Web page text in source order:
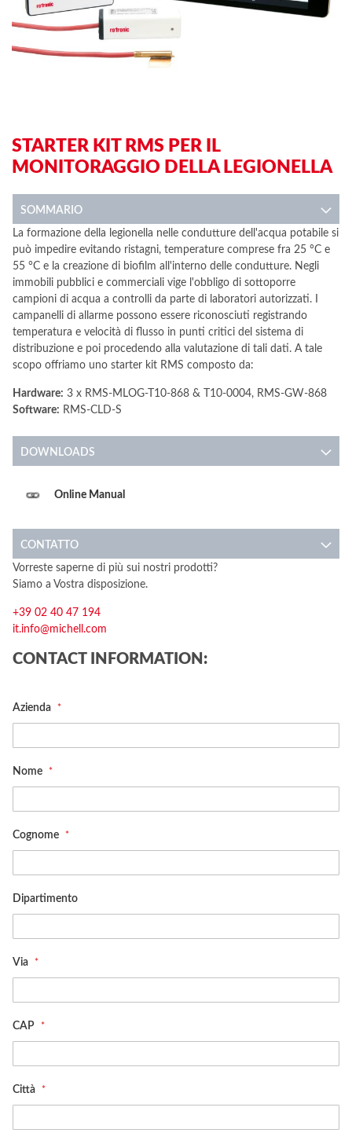
STARTER KIT RMS PER IL
MONITORAGGIO DELLA LEGIONELLA
SOMMARIO
La formazione della legionella nelle condutture dell'acqua potabile si
può impedire evitando ristagni, temperature comprese fra 25 °C e
55 °C e la creazione di biofilm all'interno delle condutture. Negli
immobili pubblici e commerciali vige l'obbligo di sottoporre
campioni di acqua a controlli da parte di laboratori autorizzati. I
campanelli di allarme possono essere riconosciuti registrando
temperatura e velocità di flusso in punti critici del sistema di
distribuzione e poi procedendo alla valutazione di tali dati. A tale
scopo offriamo uno starter kit RMS composto da:
Hardware: 3 x RMS-MLOG-T10-868 & T10-0004, RMS-GW-868
Software: RMS-CLD-S
DOWNLOADS
Online Manual
CONTATTO
Vorreste saperne di più sui nostri prodotti?
Siamo a Vostra disposizione.
+39 02 40 47 194
it.info@michell.com
CONTACT INFORMATION:
Azienda
Nome
Cognome
Dipartimento
Via
CAP
Città